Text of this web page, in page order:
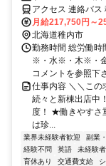
アクセス 連絡バス
Ｒ宗谷本線 南稚内
月給217,750円～
北海道稚内市
勤務時間 総労働
※・水※・木※・
コメントを参照下
仕事内容 ＼＼この
続々と新棟出店中
度！ ★働きやすさ
は珍...
業界未経験者歓迎 副業
経験不問
英語 未経験
育休あり
交通費支給